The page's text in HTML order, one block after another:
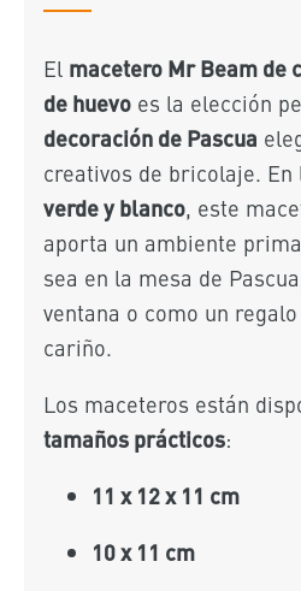
El macetero Mr Beam de
de huevoes la elección
decoración de Pascua
creativos de bricolaje.
verde y blanco, este
aporta un ambiente
sea en la mesa de
ventana o como un
cariño.
Los maceteros están
tamaños prácticos:
11 x 12 x 11 cm
10 x 11 cm